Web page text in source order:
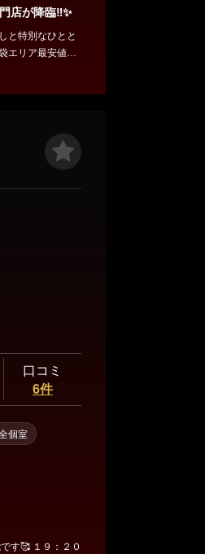
店が降臨‼✨
と特別なひとと
エリア最安値＆
門『下半分はひ
口コミ
6件
個室
す🥰 １９：２０